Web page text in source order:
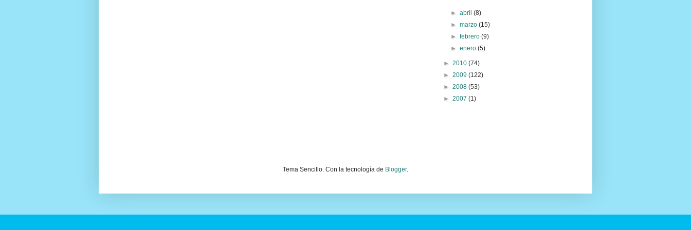
►abril(8)
►marzo(15)
►febrero(9)
►enero(5)
► 2010 (74)
► 2009 (122)
► 2008 (53)
► 2007 (1)
Tema Sencillo. Con la tecnología de Blogger.